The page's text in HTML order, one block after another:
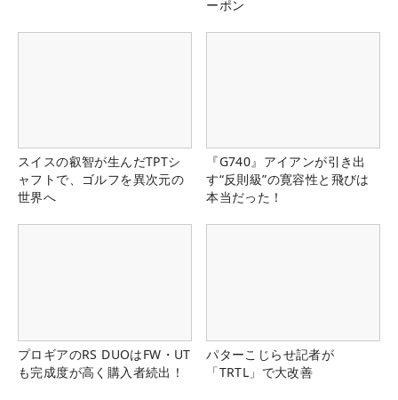
ーポン
スイスの叡智が生んだTPTシ
ャフトで、ゴルフを異次元の
世界へ
『G740』アイアンが引き出
す“反則級”の寛容性と飛びは
本当だった！
プロギアのRS DUOはFW・UT
も完成度が高く購入者続出！
パターこじらせ記者が
「TRTL」で大改善